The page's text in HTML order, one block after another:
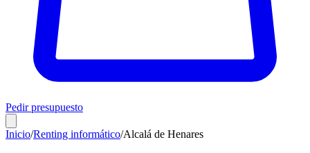
Pedir presupuesto
Inicio/Renting informático/Alcalá de Henares